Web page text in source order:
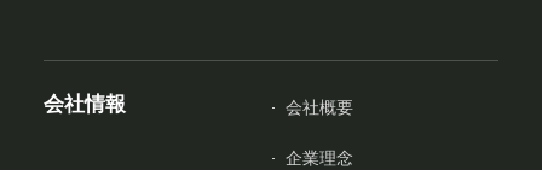
会社情報 会社概要
企業理念